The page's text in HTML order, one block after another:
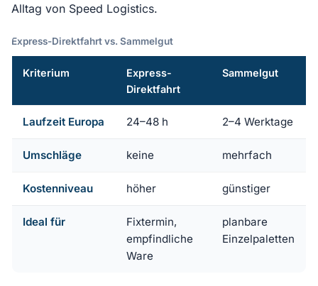
Alltag von Speed Logistics.
Express-Direktfahrt vs. Sammelgut
Kriterium
Express-
Direktfahrt
Sammelgut
Laufzeit Europa 24–48 h 2–4 Werktage
Umschläge keine mehrfach
Kostenniveau höher günstiger
Ideal für
Fixtermin,
empfindliche
Ware
planbare
Einzelpaletten